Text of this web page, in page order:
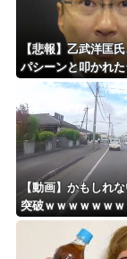
更新中止の
【悲報】乙武洋匡
パシーンと叩かれ
エアされず「障害
されなくなる。俺
って」
【動画】かもしれ
突破ｗｗｗｗｗｗ
ｗｗｗ